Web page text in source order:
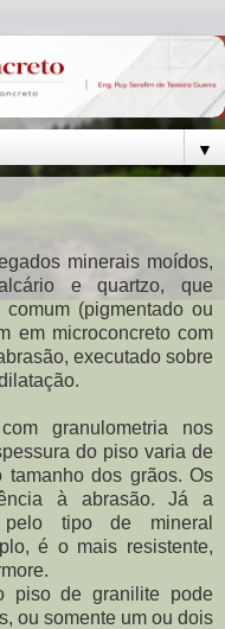
▼
minerais moídos,
e quartzo, que
(pigmentado ou
em microconcreto com
executado sobre
granulometria nos
do piso varia de
dos grãos. Os
à abrasão. Já a
tipo de mineral
é o mais resistente,
piso de granilite pode
ou somente um ou dois